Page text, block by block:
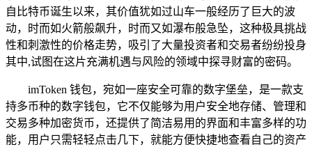
自比特币诞生以来，其价值犹如过山车一般经历了巨大的波
动，时而如火箭般飙升，时而又如瀑布般急坠，这种极具挑战
性和刺激性的价格走势，吸引了大量投资者和交易者纷纷投身
其中,试图在这片充满机遇与风险的领域中探寻财富的密码。
imToken 钱包，宛如一座安全可靠的数字堡垒，是一款支
持多币种的数字钱包，它不仅能够为用户安全地存储、管理和
交易多种加密货币，还提供了简洁易用的界面和丰富多样的功
能，用户只需轻轻点击几下，就能方便快捷地查看自己的资产